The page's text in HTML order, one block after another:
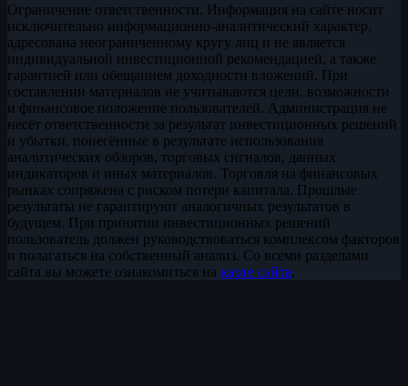
Ограничение ответственности. Информация на сайте носит
исключительно информационно-аналитический характер,
адресована неограниченному кругу лиц и не является
индивидуальной инвестиционной рекомендацией, а также
гарантией или обещанием доходности вложений. При
составлении материалов не учитываются цели, возможности
и финансовое положение пользователей. Администрация не
несёт ответственности за результат инвестиционных решений
и убытки, понесённые в результате использования
аналитических обзоров, торговых сигналов, данных
индикаторов и иных материалов. Торговля на финансовых
рынках сопряжена с риском потери капитала. Прошлые
результаты не гарантируют аналогичных результатов в
будущем. При принятии инвестиционных решений
пользователь должен руководствоваться комплексом факторов
и полагаться на собственный анализ. Со всеми разделами
сайта вы можете ознакомиться на карте сайта.